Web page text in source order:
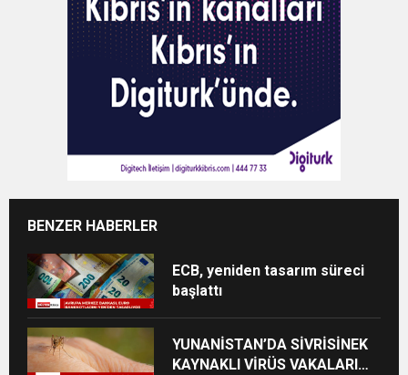
BENZER HABERLER
ECB, yeniden tasarım süreci
başlattı
YUNANİSTAN’DA SİVRİSİNEK
KAYNAKLI VİRÜS VAKALARI